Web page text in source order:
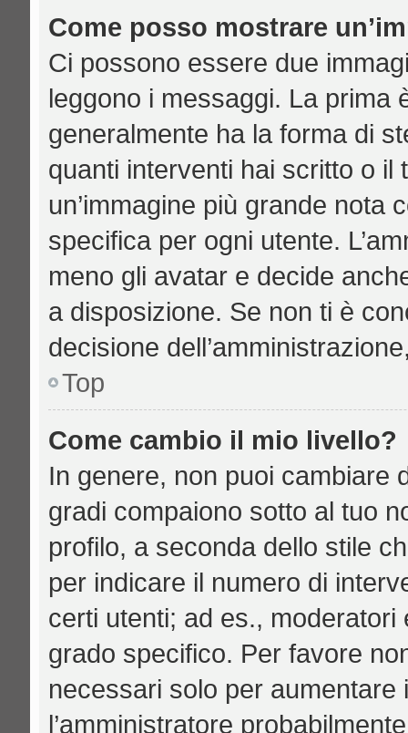
Come posso mostrare
Ci possono essere due
leggono i messaggi. La prima
generalmente ha la forma di
quanti interventi hai scritto o il
un’immagine più grande nota
specifica per ogni utente.
meno gli avatar e decide
a disposizione. Se non ti è
decisione
Top
Come cambio il mio livello?
In genere, non puoi cambiare
gradi compaiono sotto al tuo
profilo, a seconda dello stile
per indicare il numero di
certi utenti; ad es.,
grado specifico. Per favore
necessari solo per
l’amministratore